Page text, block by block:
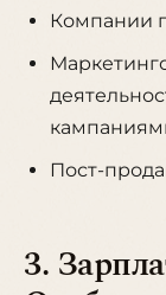
Компании
Пост-
3.